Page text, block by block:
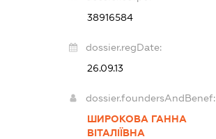
38916584
dossier.regDate:
26.09.13
dossier.foundersAndBenef:
ШИРОКОВА ГАННА
ВІТАЛІЇВНА